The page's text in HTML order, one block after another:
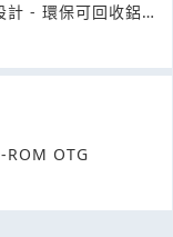
- 環保可回收鋁合
ROM OTG